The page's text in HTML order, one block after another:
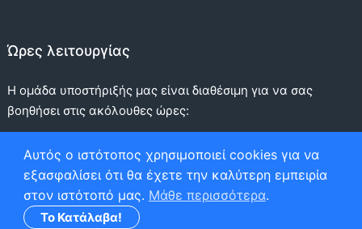
Ώρες λειτουργίας
Η ομάδα υποστήριξής μας είναι διαθέσιμη για να σας
βοηθήσει στις ακόλουθες ώρες:
Δευτέρα Παρασκευή: 9.00 AM – 22.00 PM
Σάββατο: 9.00 AM – 5:00 PM
Κυριακή:
Αυτός ο ιστότοπος χρησιμοποιεί cookies για να
εξασφαλίσει ότι θα έχετε την καλύτερη εμπειρία
στον ιστότοπό μας. Μάθε περισσότερα.
Το Κατάλαβα!